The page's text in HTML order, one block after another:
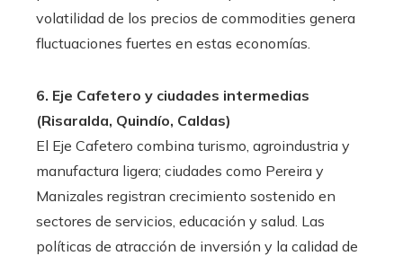
volatilidad de los precios de commodities genera
fluctuaciones fuertes en estas economías.
6. Eje Cafetero y ciudades intermedias
(Risaralda, Quindío, Caldas)
El Eje Cafetero combina turismo, agroindustria y
manufactura ligera; ciudades como Pereira y
Manizales registran crecimiento sostenido en
sectores de servicios, educación y salud. Las
políticas de atracción de inversión y la calidad de